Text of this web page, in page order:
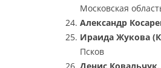
Московская
Александр
Ираида Жукова
Псков